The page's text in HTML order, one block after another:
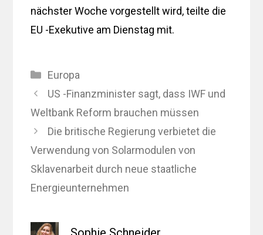
nächster Woche vorgestellt wird, teilte die
EU -Exekutive am Dienstag mit.
Kategorien
Europa
US -Finanzminister sagt, dass IWF und
Weltbank Reform brauchen müssen
Die britische Regierung verbietet die
Verwendung von Solarmodulen von
Sklavenarbeit durch neue staatliche
Energieunternehmen